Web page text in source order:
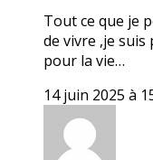
Tout ce que je
de vivre ,je suis
pour la vie…
14 juin 2025 à